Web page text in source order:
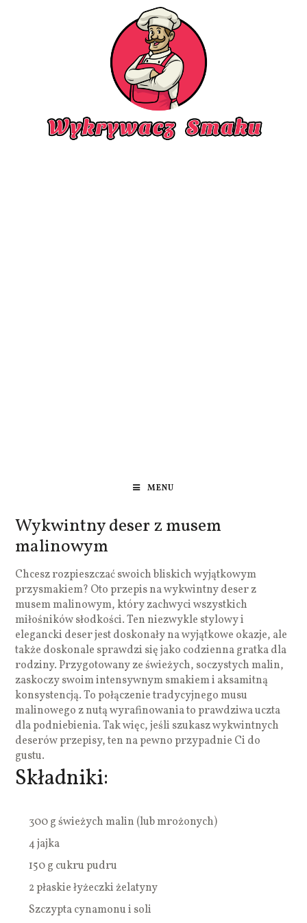
MENU
Wykwintny deser z musem
malinowym
Chcesz rozpieszczać swoich bliskich wyjątkowym
przysmakiem? Oto przepis na wykwintny deser z
musem malinowym, który zachwyci wszystkich
miłośników słodkości. Ten niezwykle stylowy i
elegancki deser jest doskonały na wyjątkowe okazje, ale
także doskonale sprawdzi się jako codzienna gratka dla
rodziny. Przygotowany ze świeżych, soczystych malin,
zaskoczy swoim intensywnym smakiem i aksamitną
konsystencją. To połączenie tradycyjnego musu
malinowego z nutą wyrafinowania to prawdziwa uczta
dla podniebienia. Tak więc, jeśli szukasz wykwintnych
deserów przepisy, ten na pewno przypadnie Ci do
gustu.
Składniki:
300 g świeżych malin (lub mrożonych)
4 jajka
150 g cukru pudru
2 płaskie łyżeczki żelatyny
Szczypta cynamonu i soli